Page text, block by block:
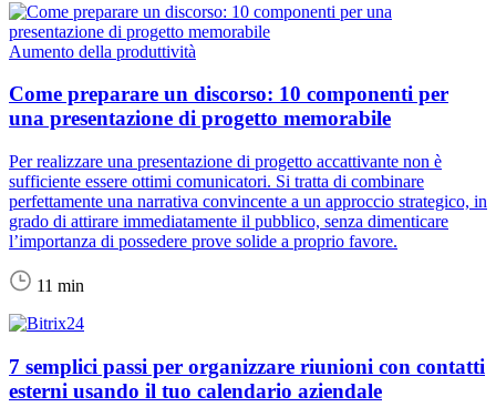
Aumento della produttività
Come preparare un discorso: 10 componenti per
una presentazione di progetto memorabile
Per realizzare una presentazione di progetto accattivante non è
sufficiente essere ottimi comunicatori. Si tratta di combinare
perfettamente una narrativa convincente a un approccio strategico, in
grado di attirare immediatamente il pubblico, senza dimenticare
l’importanza di possedere prove solide a proprio favore.
11 min
7 semplici passi per organizzare riunioni con contatti
esterni usando il tuo calendario aziendale